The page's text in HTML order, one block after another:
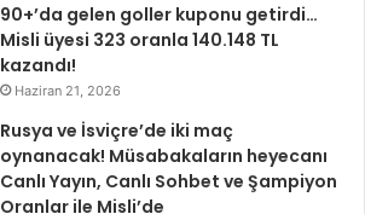
90+’da gelen goller kuponu getirdi…
Misli üyesi 323 oranla 140.148 TL
kazandı!
Haziran 21, 2026
Rusya ve İsviçre’de iki maç
oynanacak! Müsabakaların heyecanı
Canlı Yayın, Canlı Sohbet ve Şampiyon
Oranlar ile Misli’de